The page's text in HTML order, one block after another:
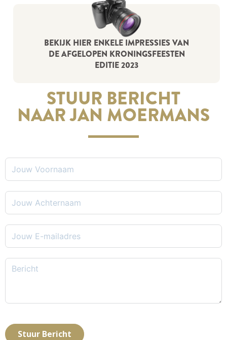
BEKIJK HIER ENKELE IMPRESSIES VAN
DE AFGELOPEN KRONINGSFEESTEN
EDITIE 2023
STUUR BERICHT
NAAR JAN MOERMANS
Stuur Bericht